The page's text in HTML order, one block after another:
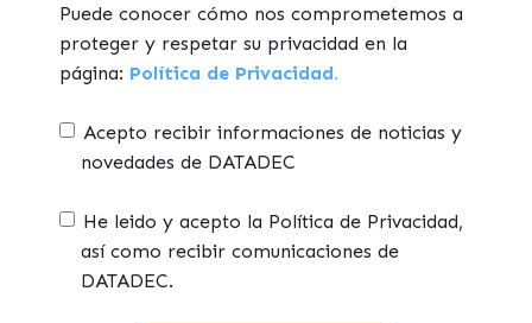
Puede conocer cómo nos comprometemos a
proteger y respetar su privacidad en la
página: Política de Privacidad.
Acepto recibir informaciones de noticias y
novedades de DATADEC
He leido y acepto la Política de Privacidad,
así como recibir comunicaciones de
DATADEC.